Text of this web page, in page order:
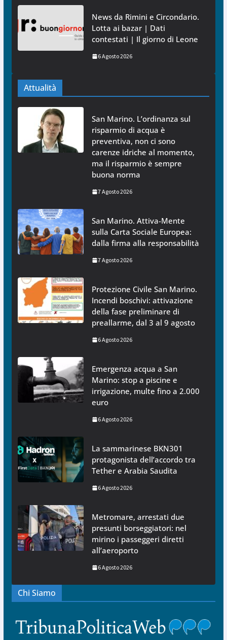
News da Rimini e Circondario.
Lotta ai bazar | Dati
contestati | Il giorno di Leone
6 Agosto 2026
Attualità
San Marino. L’ordinanza sul
risparmio di acqua è
preventiva, non ci sono
carenze idriche al momento,
ma il risparmio è sempre
buona norma
7 Agosto 2026
San Marino. Attiva-Mente
sulla Carta Sociale Europea:
dalla firma alla responsabilità
7 Agosto 2026
Protezione Civile San Marino.
Incendi boschivi: attivazione
della fase preliminare di
preallarme, dal 3 al 9 agosto
6 Agosto 2026
Emergenza acqua a San
Marino: stop a piscine e
irrigazione, multe fino a 2.000
euro
6 Agosto 2026
La sammarinese BKN301
protagonista dell’accordo tra
Tether e Arabia Saudita
6 Agosto 2026
Metromare, arrestati due
presunti borseggiatori: nel
mirino i passeggeri diretti
all’aeroporto
6 Agosto 2026
Chi Siamo